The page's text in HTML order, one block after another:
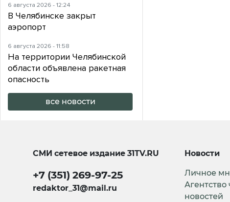
6 августа 2026 - 12:24
В Челябинске закрыт
аэропорт
6 августа 2026 - 11:58
На территории Челябинской
области объявлена ракетная
опасность
все новости
СМИ сетевое издание31TV.RU
+7 (351) 269-97-25
redaktor_31@mail.ru
Новости
Личное
новостей